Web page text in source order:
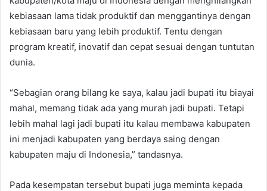
kebiasaan lama tidak produktif dan menggantinya dengan
kebiasaan baru yang lebih produktif. Tentu dengan
program kreatif, inovatif dan cepat sesuai dengan tuntutan
dunia.
“Sebagian orang bilang ke saya, kalau jadi bupati itu biayai
mahal, memang tidak ada yang murah jadi bupati. Tetapi
lebih mahal lagi jadi bupati itu kalau membawa kabupaten
ini menjadi kabupaten yang berdaya saing dengan
kabupaten maju di Indonesia,” tandasnya.
Pada kesempatan tersebut bupati juga meminta kepada